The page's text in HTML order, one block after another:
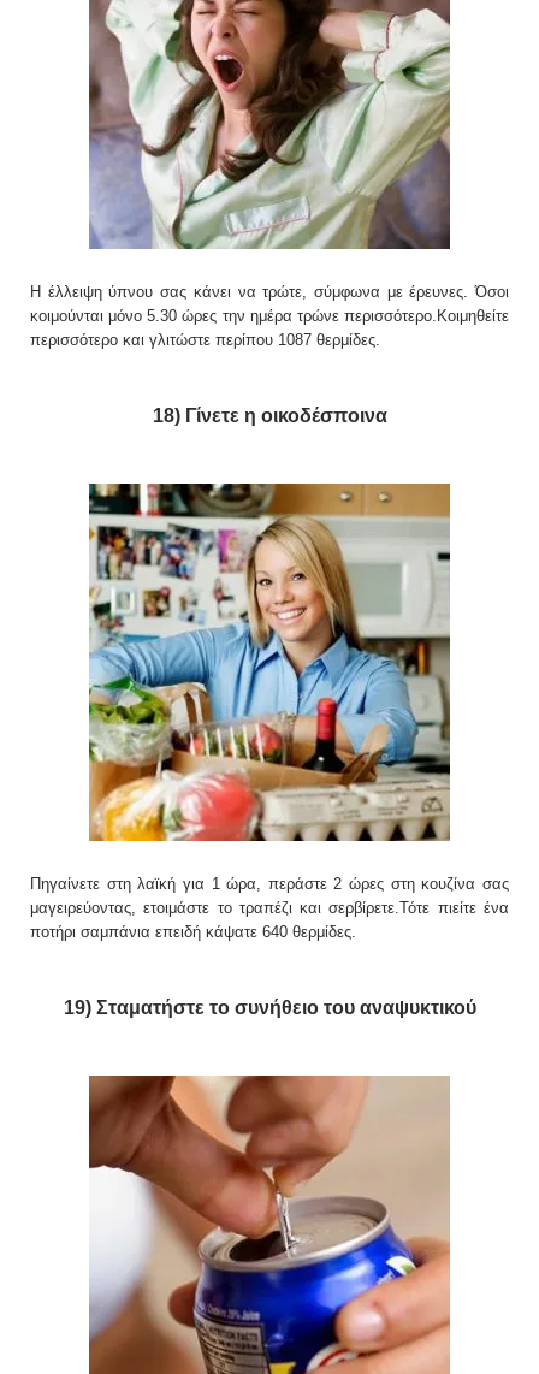
Η έλλειψη ύπνου σας κάνει να τρώτε, σύμφωνα με έρευνες. Όσοι
κοιμούνται μόνο 5.30 ώρες την ημέρα τρώνε περισσότερο.Κοιμηθείτε
περισσότερο και γλιτώστε περίπου 1087 θερμίδες.
18) Γίνετε η οικοδέσποινα
Πηγαίνετε στη λαϊκή για 1 ώρα, περάστε 2 ώρες στη κουζίνα σας
μαγειρεύοντας, ετοιμάστε το τραπέζι και σερβίρετε.Τότε πιείτε ένα
ποτήρι σαμπάνια επειδή κάψατε 640 θερμίδες.
19) Σταματήστε το συνήθειο του αναψυκτικού